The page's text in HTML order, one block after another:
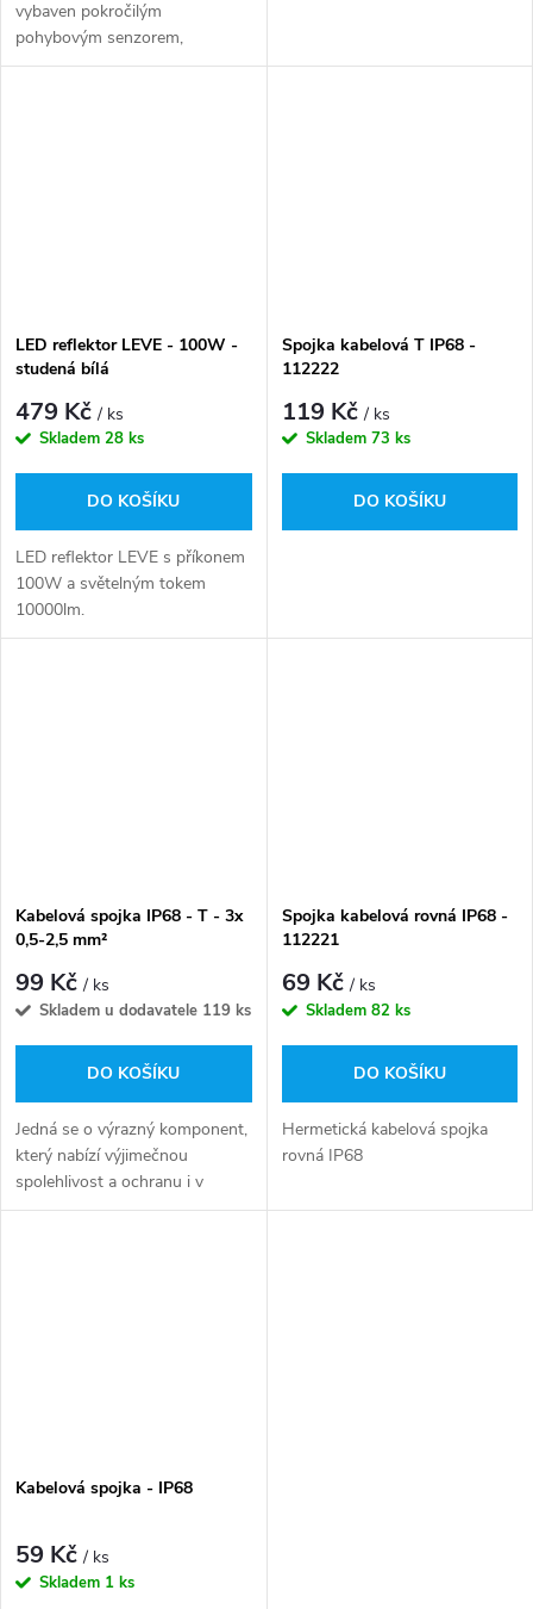
vybaven pokročilým
pohybovým senzorem,
který automaticky zapne
LED reflektor LEVE - 100W -
studená bílá
479 Kč/ ks
Skladem 28 ks
DO KOŠÍKU
LED reflektor LEVE s příkonem
100W a světelným tokem
10000lm.
Spojka kabelová T IP68 -
112222
119 Kč/ ks
Skladem 73 ks
DO KOŠÍKU
Kabelová spojka IP68 - T - 3x
0,5-2,5 mm²
99 Kč/ ks
Skladem u dodavatele 119 ks
DO KOŠÍKU
Jedná se o výrazný komponent,
který nabízí výjimečnou
spolehlivost a ochranu i v
nejnáročnějších pracovních
Spojka kabelová rovná IP68 -
112221
69 Kč/ ks
Skladem 82 ks
DO KOŠÍKU
Hermetická kabelová spojka
rovná IP68
Kabelová spojka - IP68
59 Kč/ ks
Skladem 1 ks